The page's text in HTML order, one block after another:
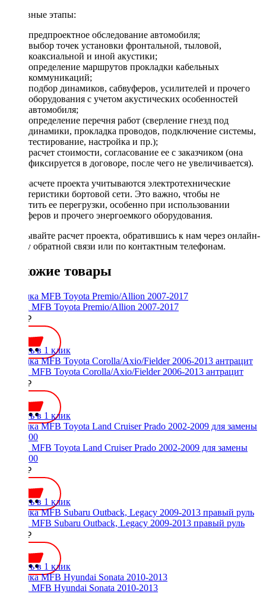
Основные этапы:
предпроектное обследование автомобиля;
выбор точек установки фронтальной, тыловой,
коаксиальной и иной акустики;
определение маршрутов прокладки кабельных
коммуникаций;
подбор динамиков, сабвуферов, усилителей и прочего
оборудования с учетом акустических особенностей
автомобиля;
определение перечня работ (сверление гнезд под
динамики, прокладка проводов, подключение системы,
тестирование, настройка и пр.);
расчет стоимости, согласование ее с заказчиком (она
фиксируется в договоре, после чего не увеличивается).
При расчете проекта учитываются электротехнические
характеристики бортовой сети. Это важно, чтобы не
допустить ее перегрузки, особенно при использовании
сабвуферов и прочего энергоемкого оборудования.
Заказывайте расчет проекта, обратившись к нам через онлайн-
форму обратной связи или по контактным телефонам.
Похожие товары
Рамка MFB Toyota Premio/Allion 2007-2017
2000 ₽
Купить в 1 клик
Рамка MFB Toyota Corolla/Axio/Fielder 2006-2013 антрацит
1500 ₽
Купить в 1 клик
Рамка MFB Toyota Land Cruiser Prado 2002-2009 для замены
200x100
2100 ₽
Купить в 1 клик
Рамка MFB Subaru Outback, Legacy 2009-2013 правый руль
2600 ₽
Купить в 1 клик
Рамка MFB Hyundai Sonata 2010-2013